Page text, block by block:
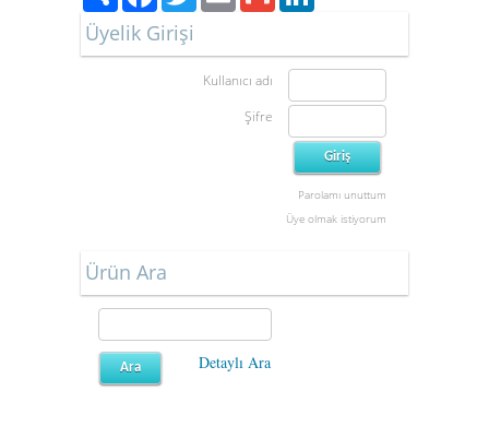
Üyelik Girişi
Kullanıcı adı
Şifre
Parolamı unuttum
Üye olmak istiyorum
Ürün Ara
Detaylı Ara